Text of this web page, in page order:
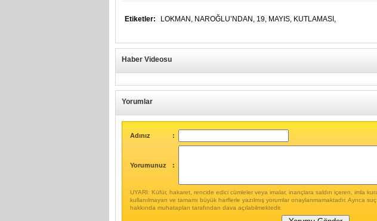
Etiketler: LOKMAN, NAROĞLU’NDAN, 19, MAYIS, KUTLAMASI,
Haber Videosu
Yorumlar
Adınız :
Yorumunuz :
UYARI: Küfür, hakaret, rencide edici cümleler veya imalar, inançlara saldırı içeren, imla
kullanılmayan ve tamamı büyük harflerle yazılmış yorumlar onaylanmamaktadır. Ayrıca
hakkında muhatapları tarafından dava açılabilmektedir.